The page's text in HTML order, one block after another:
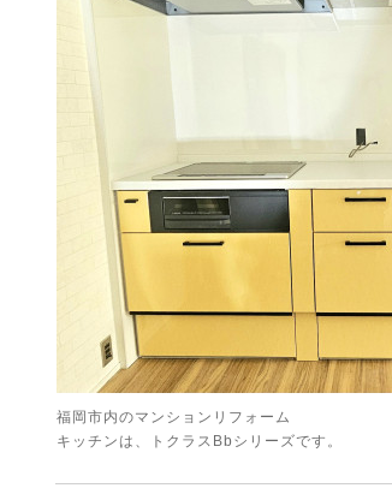
福岡市内のマンションリフォーム
キッチンは、トクラスBbシリーズです。